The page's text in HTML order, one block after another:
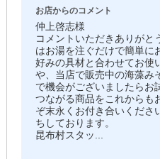
お店からのコメント
仲上啓志様
コメントいただきありがと
はお湯を注ぐだけで簡単に
好みの具材と合わせてお使
や、当店で販売中の海藻み
で機会がございましたらお
つながる商品をこれからも
ぞ末永くお付き合いくださ
ちしております。
昆布村スタッ